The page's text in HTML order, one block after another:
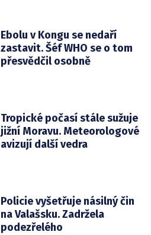
Ebolu v Kongu se nedaří
zastavit. Šéf WHO se o tom
přesvědčil osobně
Tropické počasí stále sužuje
jižní Moravu. Meteorologové
avizují další vedra
Policie vyšetřuje násilný čin
na Valašsku. Zadržela
podezřelého